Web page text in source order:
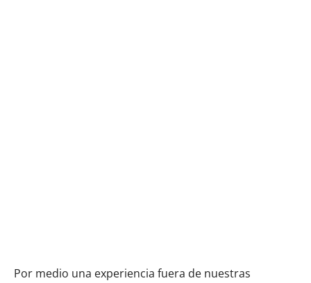
Por medio una experiencia fuera de nuestras